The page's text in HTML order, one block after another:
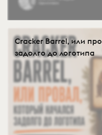
Cracker Barrel, или
задолго до логотипа